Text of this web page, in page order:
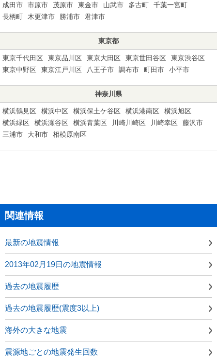
成田市
市原市 茂原市 東金市 山武市 多古町
千葉一宮町
長柄町
木更津市 勝浦市 君津市
東京都
東京千代田区 東京品川区 東京大田区 東京世田谷区
東京渋谷区
東京中野区
東京江戸川区 八王子市 調布市 町田市 小平市
神奈川県
横浜鶴見区 横浜中区 横浜保土ケ谷区 横浜港南区
横浜旭区
横浜緑区
横浜瀬谷区 横浜青葉区 川崎川崎区 川崎幸区
藤沢市
三浦市
大和市 相模原南区
関連情報
最新の地震情報
2013年02月19日の地震情報
過去の地震履歴
過去の地震履歴(震度3以上)
海外の大きな地震
震源地ごとの地震発生回数